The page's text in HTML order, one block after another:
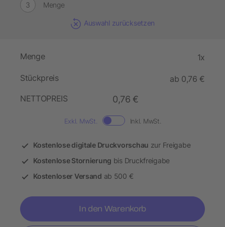
Menge
Auswahl zurücksetzen
Menge 1x
Stückpreis
ab 0,76 €
NETTOPREIS
0,76 €
Exkl. MwSt. Inkl. MwSt.
Kostenlose digitale Druckvorschau zur Freigabe
Kostenlose Stornierung bis Druckfreigabe
Kostenloser Versand ab 500 €
In den Warenkorb